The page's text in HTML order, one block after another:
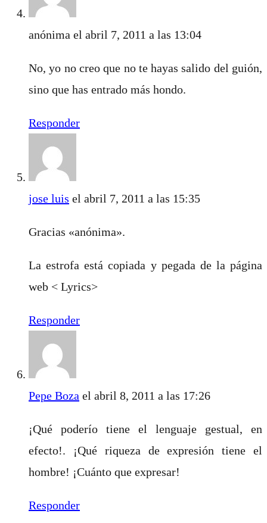
anónima el abril 7, 2011 a las 13:04
No, yo no creo que no te hayas salido del guión,
sino que has entrado más hondo.
Responder
jose luis el abril 7, 2011 a las 15:35
Gracias «anónima».
La estrofa está copiada y pegada de la página
web < Lyrics>
Responder
Pepe Boza el abril 8, 2011 a las 17:26
¡Qué poderío tiene el lenguaje gestual, en
efecto!. ¡Qué riqueza de expresión tiene el
hombre! ¡Cuánto que expresar!
Responder